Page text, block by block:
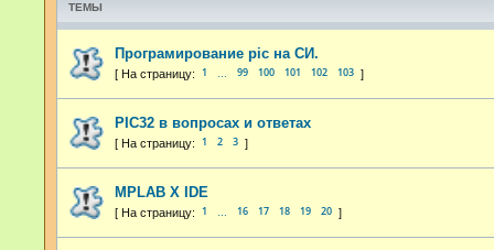
ТЕМЫ
Програмирование pic на СИ.
1 99 100 101 102 103
PIC32 в вопросах и ответах
1 2 3
MPLAB X IDE
1 16 17 18 19 20